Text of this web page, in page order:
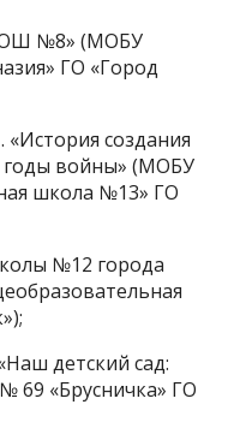
№8» (МОБУ
ГО «Город
создания
годы войны» (МОБУ
школа №13» ГО
№12 города
детский сад:
69 «Брусничка» ГО